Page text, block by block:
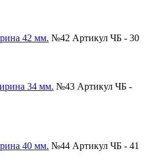
№42 Артикул ЧБ - 30
№43 Артикул ЧБ -
№44 Артикул ЧБ - 41